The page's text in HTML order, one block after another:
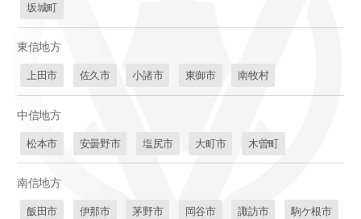
坂城町
東信地方
上田市 佐久市 小諸市 東御市 南牧村
中信地方
松本市 安曇野市 塩尻市 大町市 木曽町
南信地方
飯田市 伊那市 茅野市 岡谷市 諏訪市 駒ケ根市